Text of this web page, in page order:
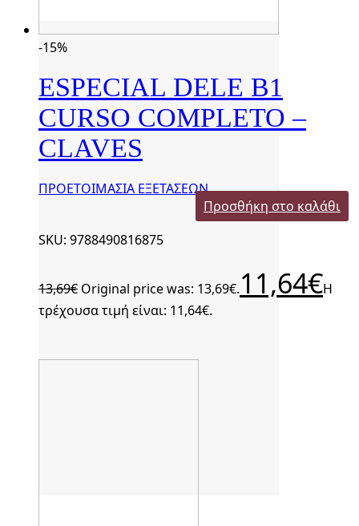
-15%
ESPECIAL DELE B1
CURSO COMPLETO –
CLAVES
ΠΡΟΕΤΟΙΜΑΣΙΑ ΕΞΕΤΑΣΕΩΝ
Προσθήκη στο καλάθι
SKU: 9788490816875
13,69€ Original price was: 13,69€.11,64€Η
τρέχουσα τιμή είναι: 11,64€.